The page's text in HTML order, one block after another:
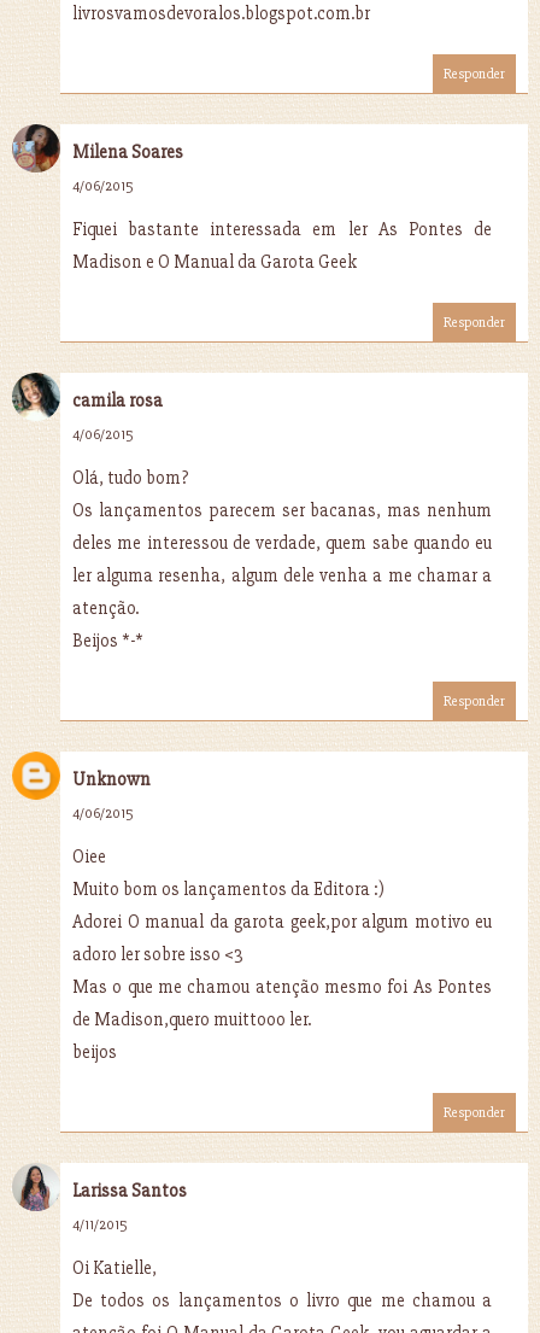
livrosvamosdevoralos.blogspot.com.br
Responder
Milena Soares
4/06/2015
Fiquei bastante interessada em ler As Pontes de
Madison e O Manual da Garota Geek
Responder
camila rosa
4/06/2015
Olá, tudo bom?
Os lançamentos parecem ser bacanas, mas nenhum
deles me interessou de verdade, quem sabe quando eu
ler alguma resenha, algum dele venha a me chamar a
atenção.
Beijos *-*
Responder
Unknown
4/06/2015
Oiee
Muito bom os lançamentos da Editora :)
Adorei O manual da garota geek,por algum motivo eu
adoro ler sobre isso <3
Mas o que me chamou atenção mesmo foi As Pontes
de Madison,quero muittooo ler.
beijos
Responder
Larissa Santos
4/11/2015
Oi Katielle,
De todos os lançamentos o livro que me chamou a